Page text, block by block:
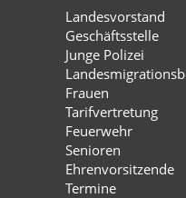
Landesvorstand
Geschäftsstelle
Junge Polizei
Frauen
Tarifvertretung
Feuerwehr
Senioren
Ehrenvorsitzende
Termine